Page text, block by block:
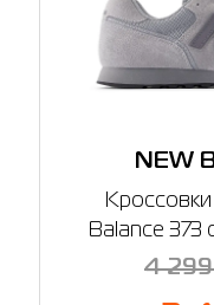
NEW
Balance 373
4